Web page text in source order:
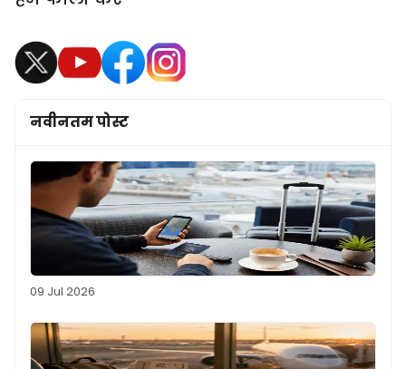
नवीनतम पोस्ट
09 Jul 2026